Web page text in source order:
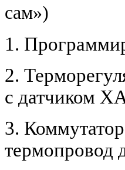
сам»)
1.
2.
с датчиком
3.
термопровод